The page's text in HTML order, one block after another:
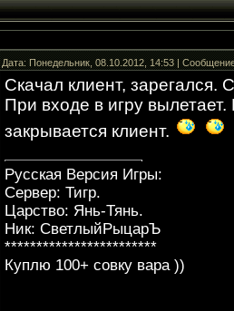
Дата: Понедельник, 08.10.2012, 14:53 |
Скачал клиент, зарегался.
При входе в игру
закрывается клиент.
Русская Версия Игры:
Сервер: Тигр.
Царство: Янь-Тянь.
Ник: СветлыйРыцарЪ
************************
Куплю 100+ совку вара ))